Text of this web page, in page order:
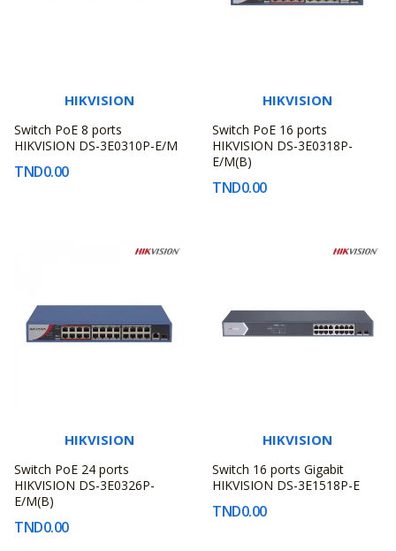
HIKVISION
Switch PoE 8 ports
HIKVISION DS-3E0310P-E/M
TND0.00
HIKVISION
Switch PoE 16 ports
HIKVISION DS-3E0318P-
E/M(B)
TND0.00
HIKVISION
Switch PoE 24 ports
HIKVISION DS-3E0326P-
E/M(B)
TND0.00
HIKVISION
Switch 16 ports Gigabit
HIKVISION DS-3E1518P-E
TND0.00